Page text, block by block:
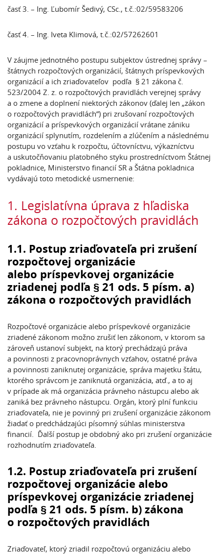
časť 3. – Ing. Ľubomír Šedivý, CSc., t.č.:02/59583206
časť 4. – Ing. Iveta Klimová, t.č.:02/57262601
V záujme jednotného postupu subjektov ústrednej správy –
štátnych rozpočtových organizácií, štátnych príspevkových
organizácií a ich zriaďovateľov podľa § 21 zákona č.
523/2004 Z. z. o rozpočtových pravidlách verejnej správy
a o zmene a doplnení niektorých zákonov (ďalej len „zákon
o rozpočtových pravidlách“) pri zrušovaní rozpočtových
organizácií a príspevkových organizácií vrátane zániku
organizácií splynutím, rozdelením a zlúčením a následnému
postupu vo vzťahu k rozpočtu, účtovníctvu, výkazníctvu
a uskutočňovaniu platobného styku prostredníctvom Štátnej
pokladnice, Ministerstvo financií SR a Štátna pokladnica
vydávajú toto metodické usmernenie:
1. Legislatívna úprava z hľadiska
zákona o rozpočtových pravidlách
1.1. Postup zriaďovateľa pri zrušení
rozpočtovej organizácie
alebo príspevkovej organizácie
zriadenej podľa § 21 ods. 5 písm. a)
zákona o rozpočtových pravidlách
Rozpočtové organizácie alebo príspevkové organizácie
zriadené zákonom možno zrušiť len zákonom, v ktorom sa
zároveň ustanoví subjekt, na ktorý prechádzajú práva
a povinnosti z pracovnoprávnych vzťahov, ostatné práva
a povinnosti zaniknutej organizácie, správa majetku štátu,
ktorého správcom je zaniknutá organizácia, atď., a to aj
v prípade ak má organizácia právneho nástupcu alebo ak
zaniká bez právneho nástupcu. Orgán, ktorý plní funkciu
zriaďovateľa, nie je povinný pri zrušení organizácie zákonom
žiadať o predchádzajúci písomný súhlas ministerstva
financií. Ďalší postup je obdobný ako pri zrušení organizácie
rozhodnutím zriaďovateľa.
1.2. Postup zriaďovateľa pri zrušení
rozpočtovej organizácie alebo
príspevkovej organizácie zriadenej
podľa § 21 ods. 5 písm. b) zákona
o rozpočtových pravidlách
Zriaďovateľ, ktorý zriadil rozpočtovú organizáciu alebo